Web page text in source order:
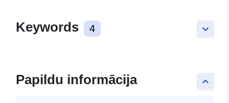
keyboard_arrow_down
Keywords 4
keyboard_arrow_up
Papildu informācija